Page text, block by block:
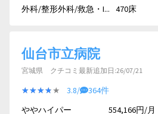
外科/整形外科/救急・I...
470床
仙台市立病院
宮城県 クチコミ最新追加日:26/07/21
★★★★★
★★★★★ 3.8/
364件
ややハイパー
554,166円/月